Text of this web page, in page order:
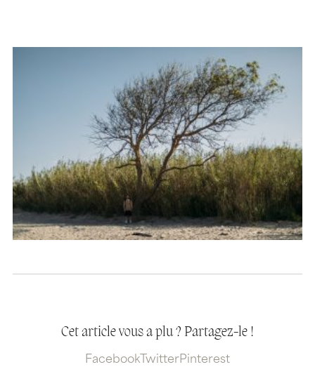
Cet article vous a plu ? Partagez-le !
Facebook TwitterPinterest